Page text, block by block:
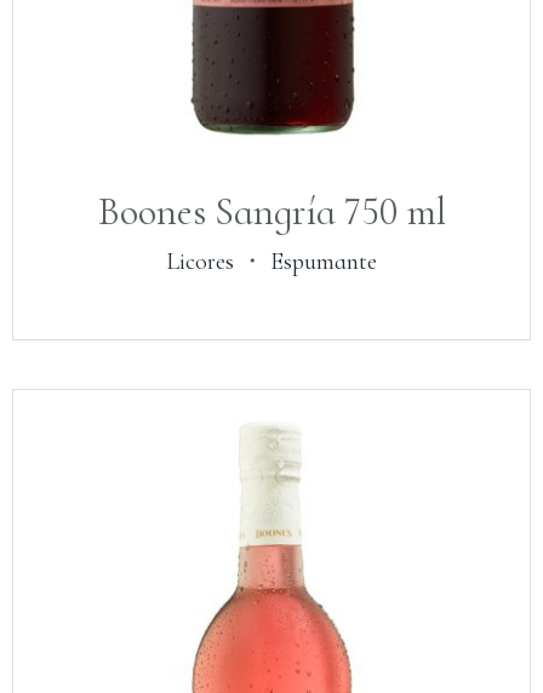
Boones Sangría 750 ml
Licores ・ Espumante